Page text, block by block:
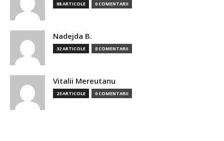
88 ARTICOLE 0 COMENTARII
Nadejda B.
32 ARTICOLE 0 COMENTARII
Vitalii Mereutanu
23 ARTICOLE 0 COMENTARII